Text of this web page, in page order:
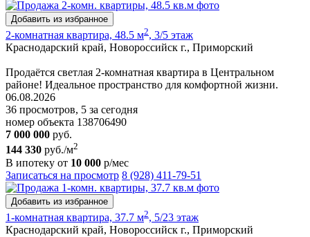
Добавить из избранное
2-комнатная квартира, 48.5 м2, 3/5 этаж
Краснодарский край, Новороссийск г., Приморский
Продаётся светлая 2-комнатная квартира в Центральном
районе! Идеальное пространство для комфортной жизни.
06.08.2026
36 просмотров, 5 за сегодня
номер объекта 138706490
7 000 000 руб.
144 330 руб./м2
В ипотеку от 10 000 р/мес
Записаться на просмотр 8 (928) 411-79-51
Добавить из избранное
1-комнатная квартира, 37.7 м2, 5/23 этаж
Краснодарский край, Новороссийск г., Приморский